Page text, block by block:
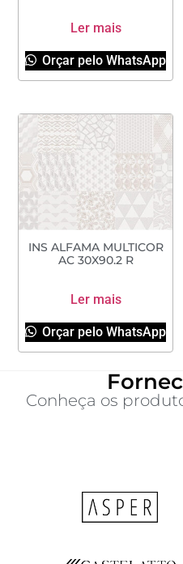
Ler mais
Orçar pelo WhatsApp
INS ALFAMA MULTICOR
AC 30X90.2 R
Ler mais
Orçar pelo WhatsApp
Conheça os